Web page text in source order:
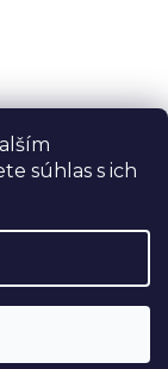
súhlas s ich
vyhradené.